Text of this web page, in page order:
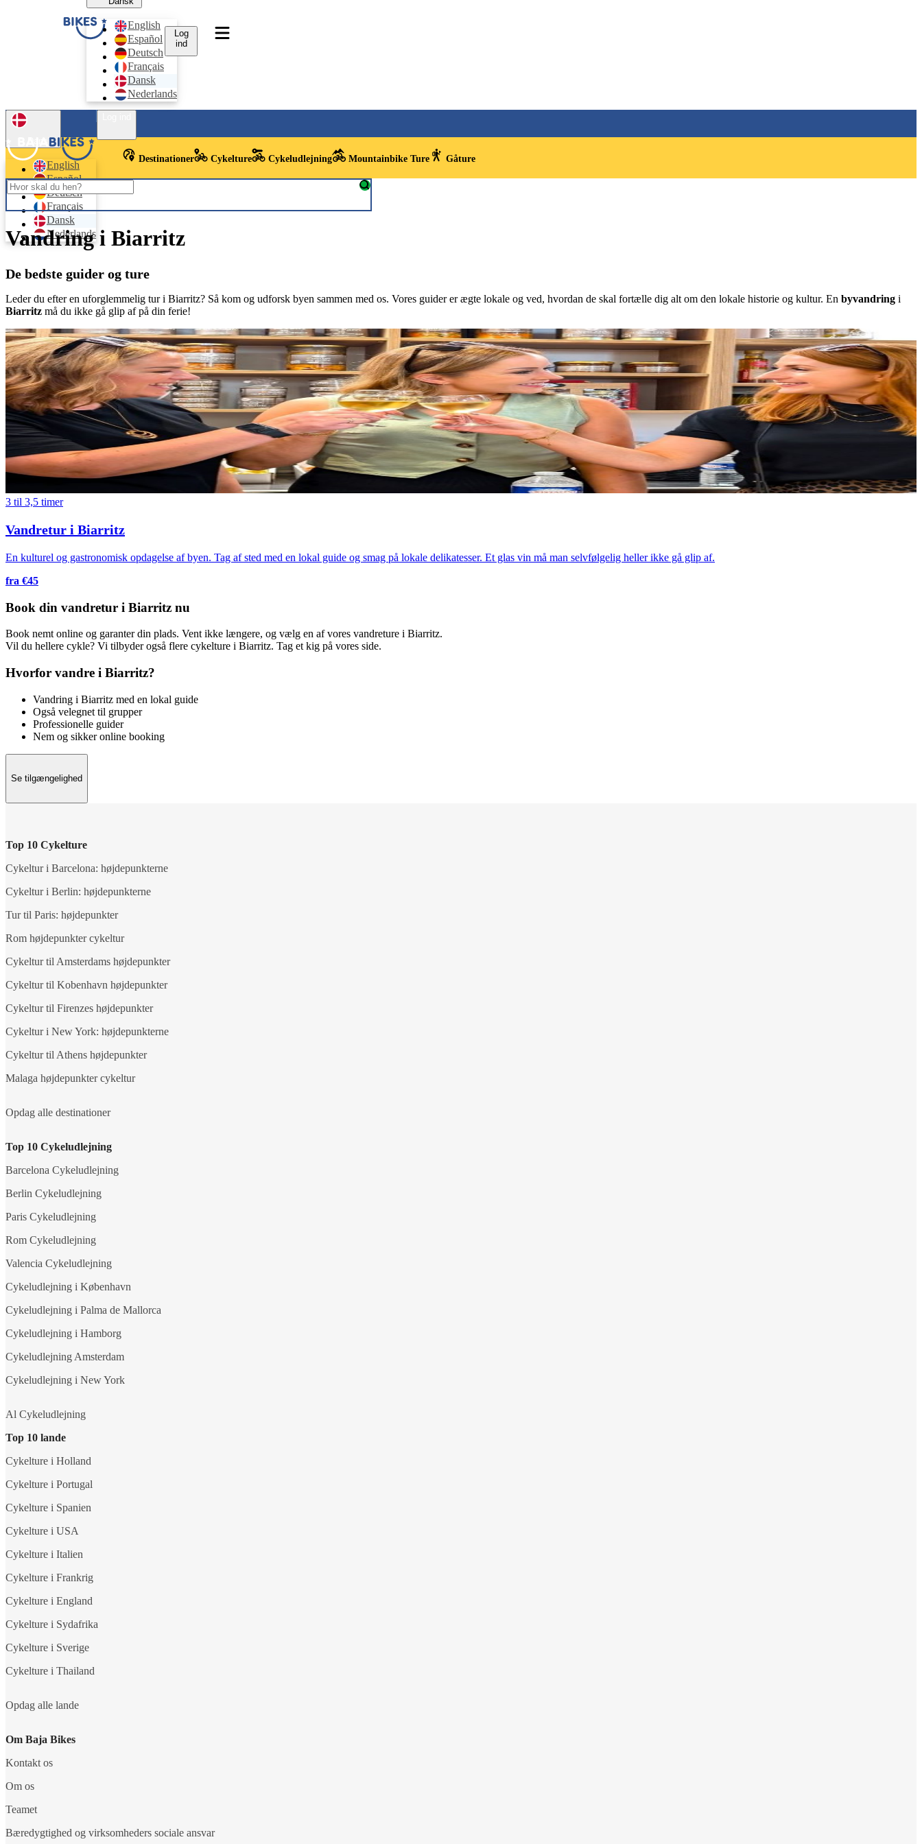
English
Español
Deutsch
Français
Dansk
Nederlands
Log
ind
Dansk
English
Español
Deutsch
Français
Dansk
Nederlands
Destinationer Cykelture Cykeludlejning Mountainbike Ture Gåture
Vandring i Biarritz
De bedste guider og ture
Leder du efter en uforglemmelig tur i Biarritz? Så kom og udforsk byen sammen med os. Vores guider er ægte lokale og ved, hvordan de skal fortælle dig alt om den lokale historie og kultur. En byvandring i
Biarritz må du ikke gå glip af på din ferie!
3 til 3,5 timer
Vandretur i Biarritz
En kulturel og gastronomisk opdagelse af byen. Tag af sted med en lokal guide og smag på lokale delikatesser. Et glas vin må man selvfølgelig heller ikke gå glip af.
fra €45
Book din vandretur i Biarritz nu
Book nemt online og garanter din plads. Vent ikke længere, og vælg en af vores vandreture i Biarritz.
Vil du hellere cykle? Vi tilbyder også flere cykelture i Biarritz. Tag et kig på vores side.
Hvorfor vandre i Biarritz?
Vandring i Biarritz med en lokal guide
Også velegnet til grupper
Professionelle guider
Nem og sikker online booking
Se tilgængelighed
Top 10 Cykelture
Cykeltur i Barcelona: højdepunkterne
Cykeltur i Berlin: højdepunkterne
Tur til Paris: højdepunkter
Rom højdepunkter cykeltur
Cykeltur til Amsterdams højdepunkter
Cykeltur til Kobenhavn højdepunkter
Cykeltur til Firenzes højdepunkter
Cykeltur i New York: højdepunkterne
Cykeltur til Athens højdepunkter
Malaga højdepunkter cykeltur
Opdag alle destinationer
Top 10 Cykeludlejning
Barcelona Cykeludlejning
Berlin Cykeludlejning
Paris Cykeludlejning
Rom Cykeludlejning
Valencia Cykeludlejning
Cykeludlejning i København
Cykeludlejning i Palma de Mallorca
Cykeludlejning i Hamborg
Cykeludlejning Amsterdam
Cykeludlejning i New York
Al Cykeludlejning
Top 10 lande
Cykelture i Holland
Cykelture i Portugal
Cykelture i Spanien
Cykelture i USA
Cykelture i Italien
Cykelture i Frankrig
Cykelture i England
Cykelture i Sydafrika
Cykelture i Sverige
Cykelture i Thailand
Opdag alle lande
Om Baja Bikes
Kontakt os
Om os
Teamet
Bæredygtighed og virksomheders sociale ansvar